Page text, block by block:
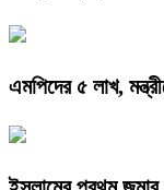
এমপিদের ৫ লাখ,